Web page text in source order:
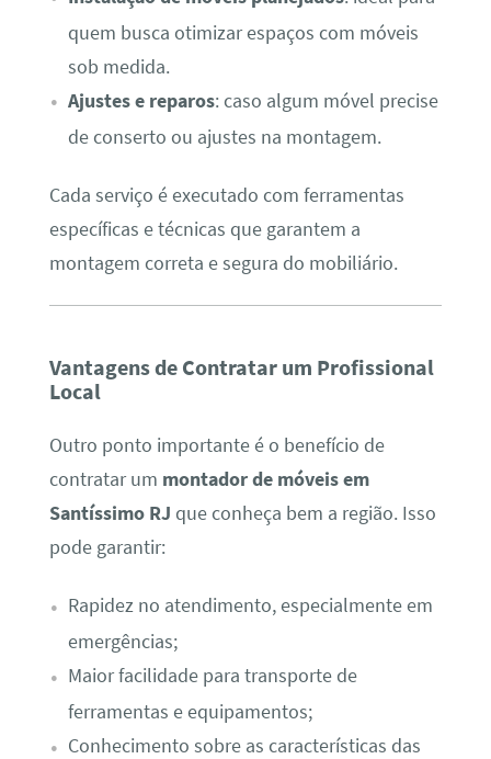
quem busca otimizar espaços com móveis
sob medida.
Ajustes e reparos: caso algum móvel precise
de conserto ou ajustes na montagem.
Cada serviço é executado com ferramentas
específicas e técnicas que garantem a
montagem correta e segura do mobiliário.
Vantagens de Contratar um Profissional
Local
Outro ponto importante é o benefício de
contratar um montador de móveis em
Santíssimo RJ que conheça bem a região. Isso
pode garantir:
Rapidez no atendimento, especialmente em
emergências;
Maior facilidade para transporte de
ferramentas e equipamentos;
Conhecimento sobre as características das